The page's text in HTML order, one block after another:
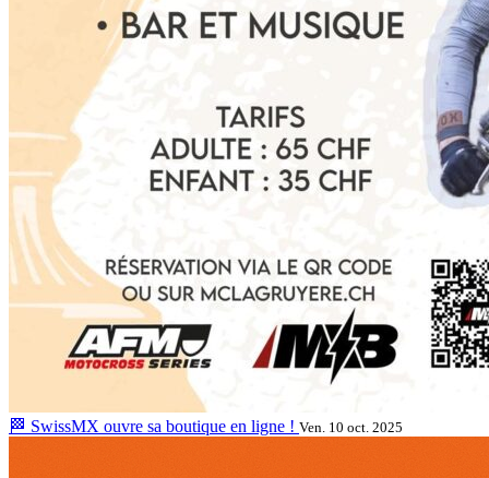
🏁 SwissMX ouvre sa boutique en ligne ! Ven. 10 oct. 2025